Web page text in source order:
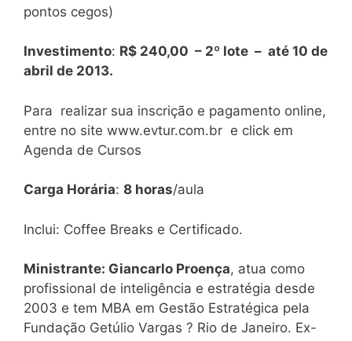
pontos cegos)
Investimento: R$ 240,00 – 2º lote – até 10 de
abril de 2013.
Para realizar sua inscrição e pagamento online,
entre no site www.evtur.com.br e click em
Agenda de Cursos
Carga Horária: 8 horas/aula
Inclui: Coffee Breaks e Certificado.
Ministrante: Giancarlo Proença, atua como
profissional de inteligência e estratégia desde
2003 e tem MBA em Gestão Estratégica pela
Fundação Getúlio Vargas ? Rio de Janeiro. Ex-